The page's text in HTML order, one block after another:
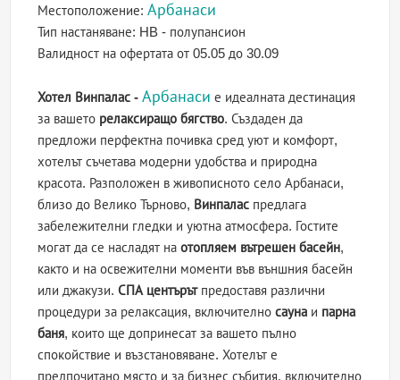
Местоположение:Арбанаси
Тип настаняване: HB - полупансион
Валидност на офертатаот 05.05 до 30.09
Хотел Винпалас -Арбанаси е идеалната дестинация
за вашето релаксиращо бягство. Създаден да
предложи перфектна почивка сред уют и комфорт,
хотелът съчетава модерни удобства и природна
красота. Разположен в живописното село Арбанаси,
близо до Велико Търново, Винпалас предлага
забележителни гледки и уютна атмосфера. Гостите
могат да се насладят наотопляем вътрешен басейн,
както и на освежителни моменти във външния басейн
или джакузи.СПА центърътпредоставя различни
процедури за релаксация, включителносауна и парна
баня, които ще допринесат за вашето пълно
спокойствие и възстановяване. Хотелът е
предпочитано място и за бизнес събития, включително